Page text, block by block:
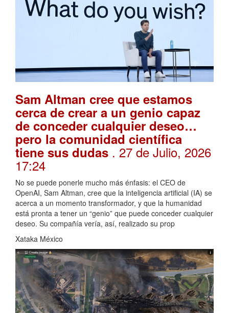
Sam Altman cree que estamos
cerca de crear a un genio capaz
de conceder cualquier deseo…
pero la comunidad científica
tiene sus dudas . 27 de Julio, 2026
17:24
No se puede ponerle mucho más énfasis: el CEO de
OpenAI, Sam Altman, cree que la inteligencia artificial (IA) se
acerca a un momento transformador, y que la humanidad
está pronta a tener un “genio” que puede conceder cualquier
deseo. Su compañía vería, así, realizado su prop
Xataka México